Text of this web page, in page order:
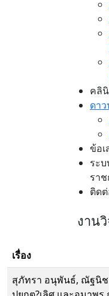
คลิ
ดา
ข้อ
ระ
รา
ติดต่
งาน
เรื่อง
สุภัทรา อนุพันธ์, ณัฐนิช